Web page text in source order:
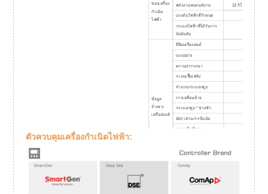
ของเครื่อง
กำเนิด
ไฟฟ้า
พลังงานสแตนด์บาย 13 กิโลวัตต์
แรงดันไฟฟ้าที่กำหนด 400/230โ
กระแสไฟฟ้าที่ได้รับการ
จัดอันดับ
ข้อมูล
จำเพาะ
เครื่องยนต์
ยี่ห้อเครื่องยนต์
แบบอย่าง
ความปรารถนา
ระบบเชื้อเพลิง
จำนวนกระบอกสูบ
การเคลื่อนย้าย
กระบอกสูบ * ช่วงชัก
อัตราส่วนการบีบอัด
ความเร็วที่เรท 1500รอบต่
13.7 กิโล
สตาร์ทมอเตอร์
ยี่ห้อไดชาร์จ
โคเทน KA-
สแตมฟอร์ด
ตัวควบคุมเครื่องกำเนิดไฟฟ้า: